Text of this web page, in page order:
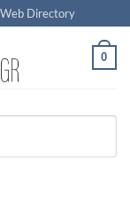
Web Directory
0
Search